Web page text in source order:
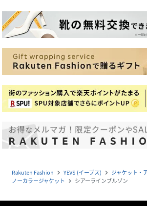
Rakuten Fashion navigate_next YEVS (イーブス) navigate_next ジャケット・
ノーカラージャケット navigate_next シアーラインブルゾン